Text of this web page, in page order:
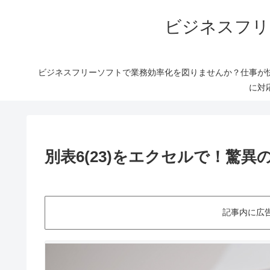
ビジネスフ
ビジネスフリーソフトで業務効率化を図りませんか？仕事
に対
別表6(23)をエクセルで！驚異
記事内に広